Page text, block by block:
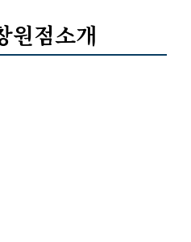
원점소개